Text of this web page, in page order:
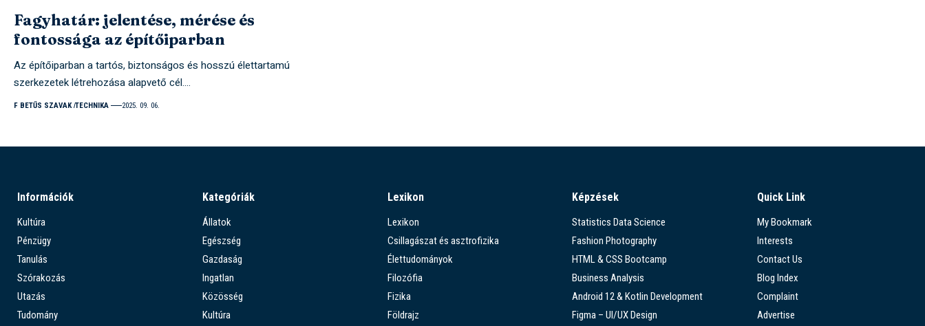
Fagyhatár: jelentése, mérése és
fontossága az építőiparban
Az építőiparban a tartós, biztonságos és hosszú élettartamú
szerkezetek létrehozása alapvető cél.…
F BETŰS SZAVAK TECHNIKA 2025. 09. 06.
Információk
Kultúra
Pénzügy
Tanulás
Szórakozás
Utazás
Tudomány
Kategóriák
Állatok
Egészség
Gazdaság
Ingatlan
Közösség
Kultúra
Lexikon
Lexikon
Csillagászat és asztrofizika
Élettudományok
Filozófia
Fizika
Földrajz
Képzések
Statistics Data Science
Fashion Photography
HTML & CSS Bootcamp
Business Analysis
Android 12 & Kotlin Development
Figma – UI/UX Design
Quick Link
My Bookmark
Interests
Contact Us
Blog Index
Complaint
Advertise